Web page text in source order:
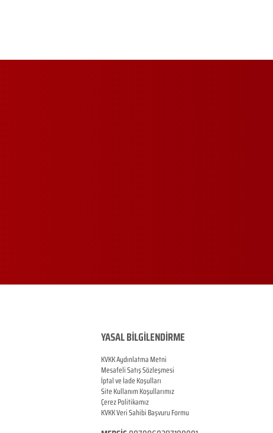
YASAL BİLGİLENDİRME
KVKK Aydınlatma Metni
Mesafeli Satış Sözleşmesi
İptal ve İade Koşulları
Site Kullanım Koşullarımız
Çerez Politikamız
KVKK Veri Sahibi Başvuru Formu